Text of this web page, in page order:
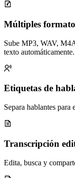
Múltiples
Sube MP3, WAV,
texto automáticamente.
Etiquetas de
Separa hablantes para
Transcripción
Edita, busca y